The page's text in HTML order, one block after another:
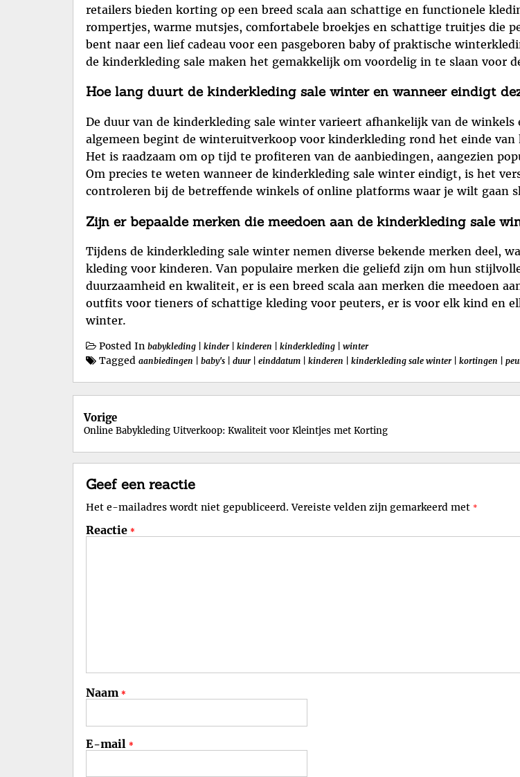
retailers bieden korting op een breed scala aan schattige en functionele
rompertjes, warme mutsjes, comfortabele broekjes en schattige truitjes die
bent naar een lief cadeau voor een pasgeboren baby of praktische
de kinderkleding sale maken het gemakkelijk om voordelig in te slaan voor
Hoe lang duurt de kinderkleding sale winter en wanneer eindigt
De duur van de kinderkleding sale winter varieert afhankelijk van de
algemeen begint de winteruitverkoop voor kinderkleding rond het einde
Het is raadzaam om op tijd te profiteren van de aanbiedingen, aangezien
Om precies te weten wanneer de kinderkleding sale winter eindigt, is het
controleren bij de betreffende winkels of online platforms waar je wilt gaan
Zijn er bepaalde merken die meedoen aan de kinderkleding sale
Tijdens de kinderkleding sale winter nemen diverse bekende merken deel,
kleding voor kinderen. Van populaire merken die geliefd zijn om hun
duurzaamheid en kwaliteit, er is een breed scala aan merken die meedoen
outfits voor tieners of schattige kleding voor peuters, er is voor elk kind en
winter.
Posted In babykleding kinder kinderen kinderkleding winter
Tagged aanbiedingen baby's duur einddatum kinderen kinderkleding sale winter kortingen
Berichtnavigatie
Vorige
Online Babykleding Uitverkoop: Kwaliteit voor Kleintjes met Korting
Geef een reactie
Het e-mailadres wordt niet gepubliceerd. Vereiste velden zijn gemarkeerd met *
Reactie *
Naam *
E-mail *